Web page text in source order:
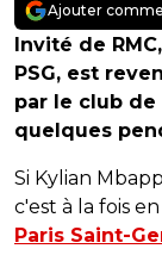
Ajouter
Invité de
PSG, est
par le club
quelques
Si Kylian
c'est à la fois
Paris Saint-